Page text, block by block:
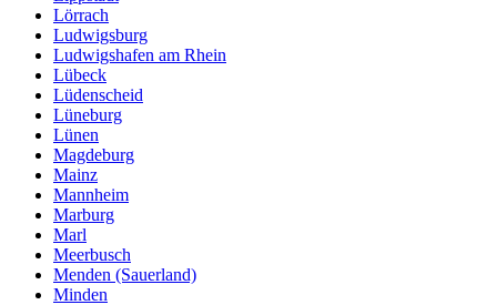
Lörrach
Ludwigsburg
Ludwigshafen am Rhein
Lübeck
Lüdenscheid
Lüneburg
Lünen
Magdeburg
Mainz
Mannheim
Marburg
Marl
Meerbusch
Menden (Sauerland)
Minden